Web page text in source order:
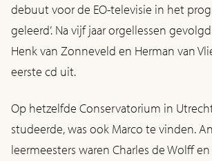
debuut voor de EO-televisie in het
geleerd’. Na vijf jaar orgellessen
Henk van Zonneveld en Herman van
eerste cd uit.
Op hetzelfde Conservatorium in
studeerde, was ook Marco te vinden.
leermeesters waren Charles de Wolff en